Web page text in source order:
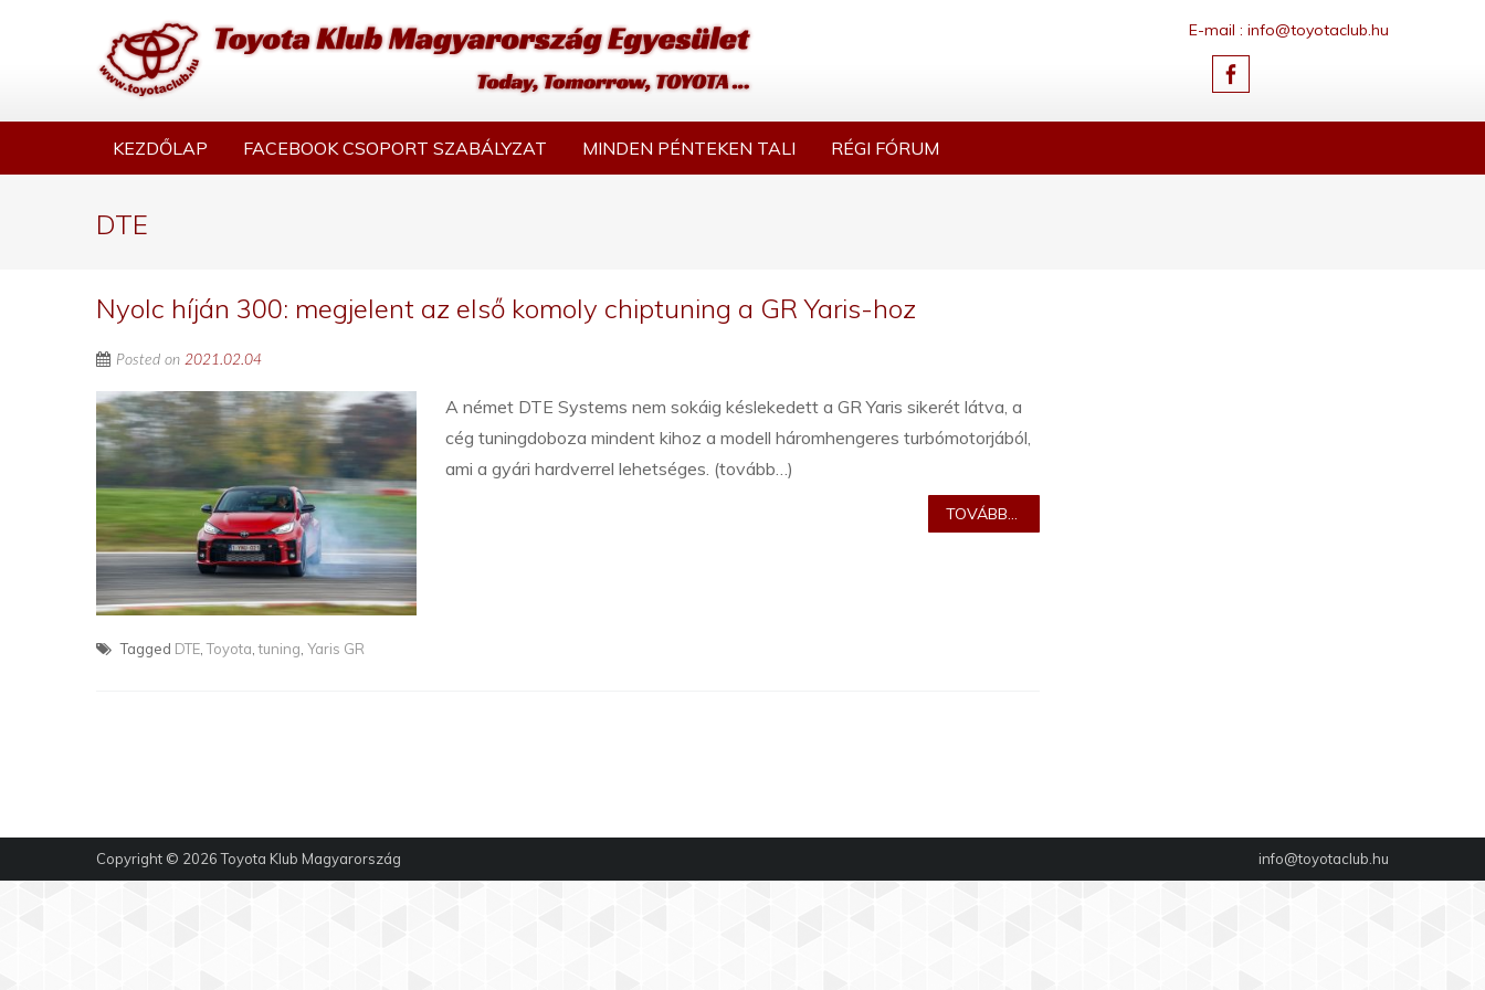
E-mail : info@toyotaclub.hu
KEZDŐLAP FACEBOOK CSOPORT SZABÁLYZAT MINDEN PÉNTEKEN TALI RÉGI FÓRUM
DTE
Nyolc híján 300: megjelent az első komoly chiptuning a GR Yaris-hoz
Posted on 2021.02.04
A német DTE Systems nem sokáig késlekedett a GR Yaris sikerét látva, a
cég tuningdoboza mindent kihoz a modell háromhengeres turbómotorjából,
ami a gyári hardverrel lehetséges. (tovább…)
TOVÁBB...
Tagged DTE,Toyota,tuning, Yaris GR
info@toyotaclub.hu
Copyright © 2026Toyota Klub Magyarország